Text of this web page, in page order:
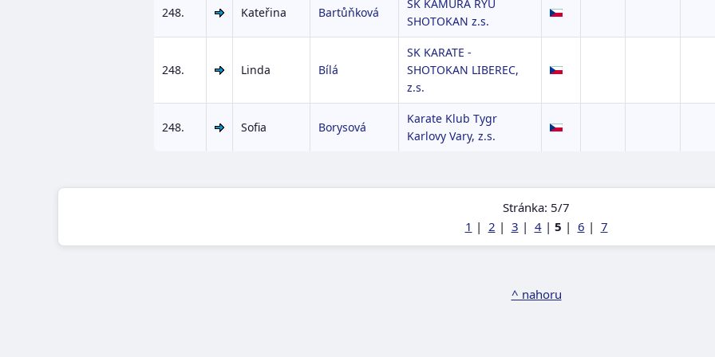
248. Kateřina Bartůňková
SK KAMURA RYU
SHOTOKAN z.s.
248. Linda Bílá
SK KARATE -
SHOTOKAN LIBEREC,
z.s.
248. Sofia Borysová
Karate Klub Tygr
Karlovy Vary, z.s.
Stránka: 5/7
1 | 2 | 3 | 4| 5 | 6 | 7
^ nahoru